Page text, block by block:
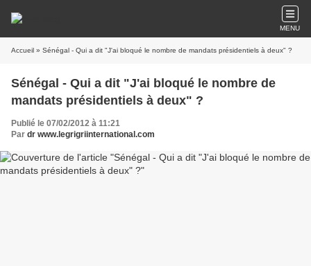
MENU
Accueil » Sénégal - Qui a dit "J'ai bloqué le nombre de mandats présidentiels à deux" ?
Sénégal - Qui a dit "J'ai bloqué le nombre de
mandats présidentiels à deux" ?
Publié le 07/02/2012 à 11:21
Par dr www.legrigriinternational.com